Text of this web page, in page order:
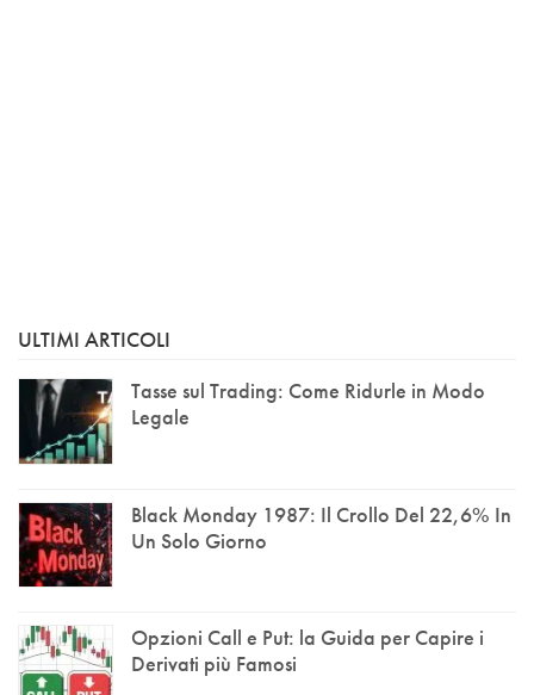
ULTIMI ARTICOLI
Tasse sul Trading: Come Ridurle in Modo
Legale
Black Monday 1987: Il Crollo Del 22,6% In
Un Solo Giorno
Opzioni Call e Put: la Guida per Capire i
Derivati più Famosi